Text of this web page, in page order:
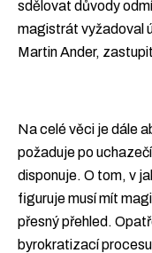
sdělovat důvody
magistrát vyžadoval
Martin Ander,
Na celé věci je dále
požaduje po
disponuje. O tom, v
figuruje musí mít
přesný přehled.
byrokratizací